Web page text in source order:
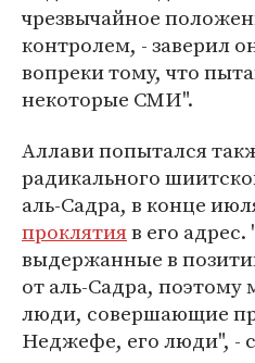
чрезвычайное
контролем, - заверил
вопреки тому, что
некоторые СМИ".
Аллави попытался
радикального
аль-Садра, в конце
проклятияв его
выдержанные в
от аль-Садра,
люди, совершающие
Неджефе, его люди", -